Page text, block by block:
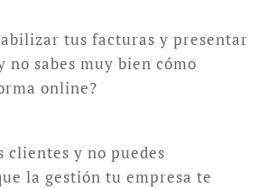
tus facturas y presentar
no sabes muy bien cómo
online?
clientes y no puedes
la gestión tu empresa te